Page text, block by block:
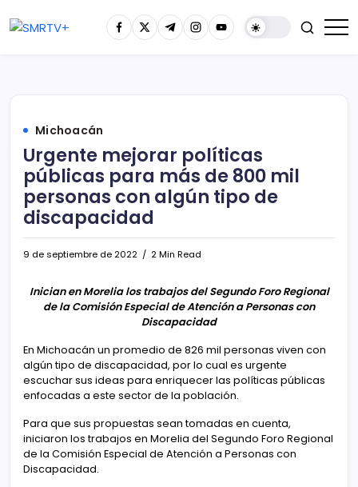
Michoacán
Urgente mejorar políticas
públicas para más de 800 mil
personas con algún tipo de
discapacidad
9 de septiembre de 2022 2 Min Read
Inician en Morelia los trabajos del Segundo Foro Regional
de la Comisión Especial de Atención a Personas con
Discapacidad
En Michoacán un promedio de 826 mil personas viven con
algún tipo de discapacidad, por lo cual es urgente
escuchar sus ideas para enriquecer las políticas públicas
enfocadas a este sector de la población.
Para que sus propuestas sean tomadas en cuenta,
iniciaron los trabajos en Morelia del Segundo Foro Regional
de la Comisión Especial de Atención a Personas con
Discapacidad.